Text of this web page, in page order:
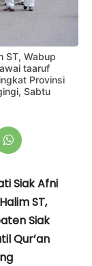
ST, Wabup
taaruf
Provinsi
Sabtu
Siak Afni
ST,
Siak
Qur’an